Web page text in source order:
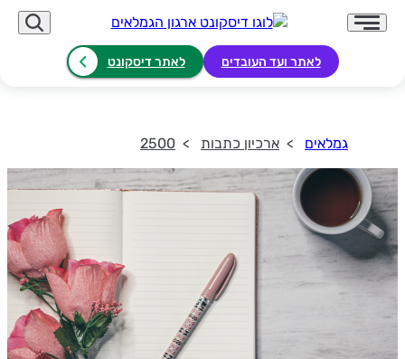
לאתר ועד העובדים לאתר דיסקונט
גמלאים ארכיון כתבות 2500